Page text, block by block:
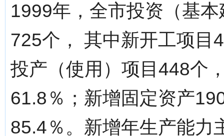
1999年，全市投资（基
725个， 其中新开工项目
投产（使用）项目448个
61.8％；新增固定资产
85.4％。新增年生产能力